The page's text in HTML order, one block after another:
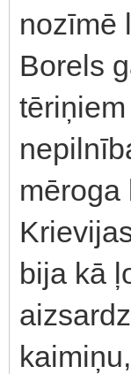
nozīmē
Borels
mēroga
bija kā